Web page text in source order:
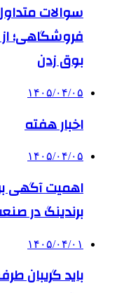
سوالات
فروشگاهی؛
بوق زدن
۱۴۰۵/۰۴/۰۵
اخبار هفته
۱۴۰۵/۰۴/۰۵
اهمیت آگهی
برندینگ در
۱۴۰۵/۰۴/۰۱
باید گریبان